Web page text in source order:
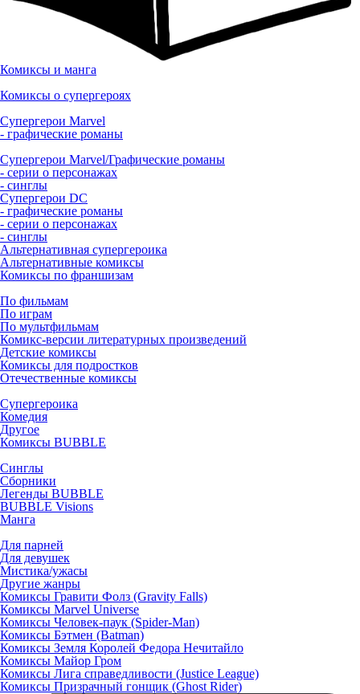
Комиксы и манга
Комиксы о супергероях
Супергерои Marvel
- графические романы
Супергерои Marvel/Графические романы
- серии о персонажах
- синглы
Супергерои DC
- графические романы
- серии о персонажах
- синглы
Альтернативная супергероика
Альтернативные комиксы
Комиксы по франшизам
По фильмам
По играм
По мультфильмам
Комикс-версии литературных произведений
Детские комиксы
Комиксы для подростков
Отечественные комиксы
Супергероика
Комедия
Другое
Комиксы BUBBLE
Синглы
Сборники
Легенды BUBBLE
BUBBLE Visions
Манга
Для парней
Для девушек
Мистика/ужасы
Другие жанры
Комиксы Гравити Фолз (Gravity Falls)
Комиксы Marvel Universe
Комиксы Человек-паук (Spider-Man)
Комиксы Бэтмен (Batman)
Комиксы Земля Королей Федора Нечитайло
Комиксы Майор Гром
Комиксы Лига справедливости (Justice League)
Комиксы Призрачный гонщик (Ghost Rider)